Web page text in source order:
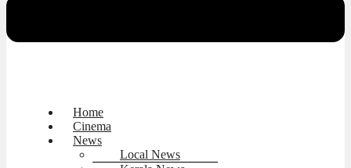
Home
Cinema
News
Local News